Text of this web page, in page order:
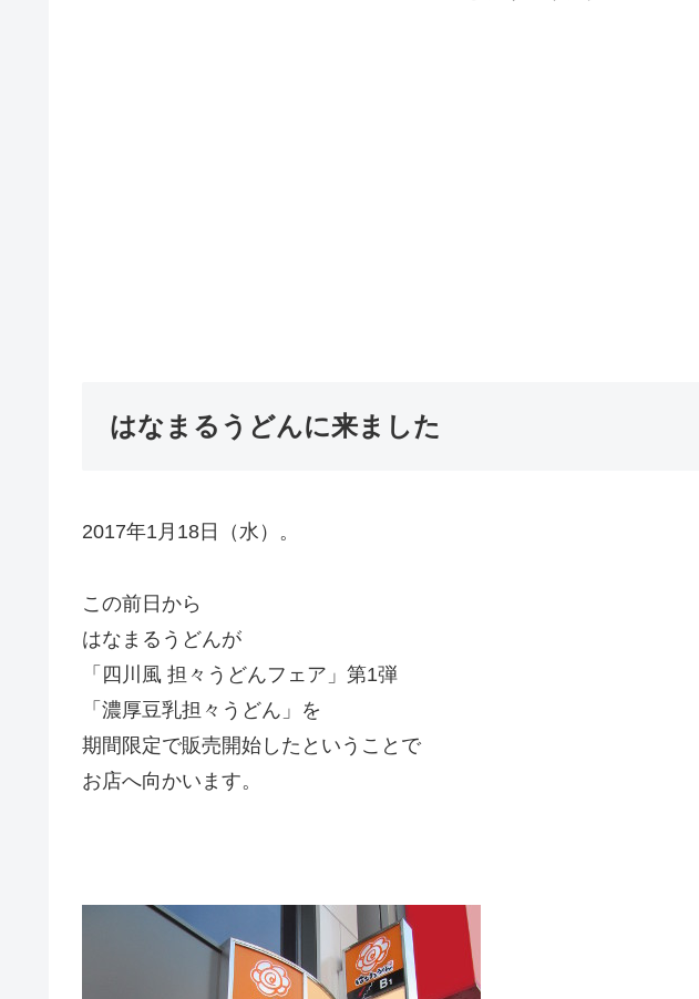
はなまるうどんに来ました
2017年1月18日（水）。
この前日から
はなまるうどんが
「四川風 担々うどんフェア」第1弾
「濃厚豆乳担々うどん」を
期間限定で販売開始したということで
お店へ向かいます。